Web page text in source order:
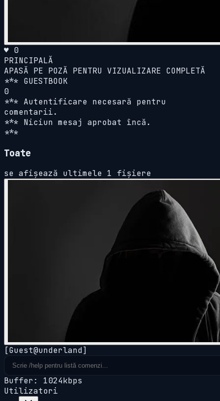
♥ 0
PRINCIPALĂ
APASĂ PE POZĂ PENTRU VIZUALIZARE COMPLETĂ
*** GUESTBOOK
0
*** Autentificare necesară pentru
comentarii.
*** Niciun mesaj aprobat încă.
***
Toate
se afișează ultimele 1 fișiere
[Guest@underland]
Buffer: 1024kbps
Utilizatori